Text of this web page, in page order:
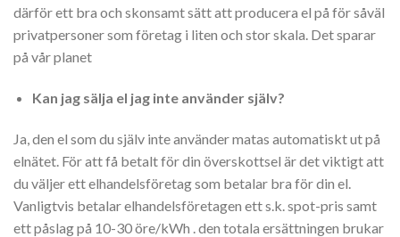
därför ett bra och skonsamt sätt att producera el på för såväl
privatpersoner som företag i liten och stor skala. Det sparar
på vår planet
Kan jag sälja el jag inte använder själv?
Ja, den el som du själv inte använder matas automatiskt ut på
elnätet. För att få betalt för din överskottsel är det viktigt att
du väljer ett elhandelsföretag som betalar bra för din el.
Vanligtvis betalar elhandelsföretagen ett s.k. spot-pris samt
ett påslag på 10-30 öre/kWh . den totala ersättningen brukar